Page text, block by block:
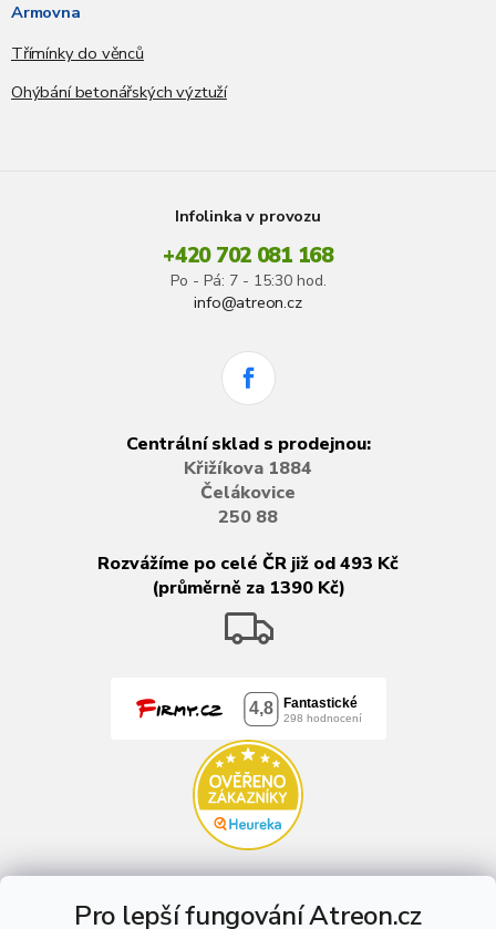
Pro lepší fungování Atreon.cz
Armovna
Třímínky do věnců
Ohýbání betonářských výztuží
Infolinka v provozu
+420 702 081 168
Po - Pá: 7 - 15:30 hod.
info@atreon.cz
Centrální sklad s prodejnou:
Křižíkova 1884
Čelákovice
250 88
Rozvážíme po celé ČR již od 493 Kč
(průměrně za 1390 Kč)